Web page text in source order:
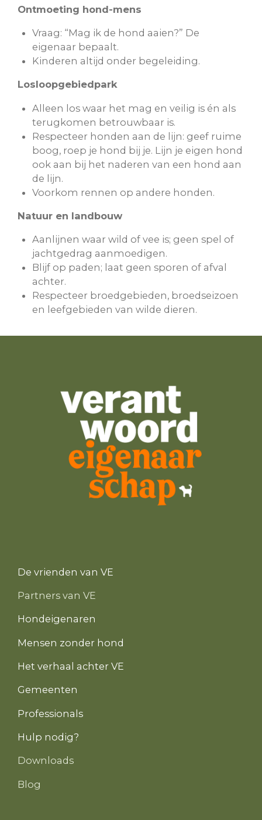
Ontmoeting hond-mens
Vraag: “Mag ik de hond aaien?” De
eigenaar bepaalt.
Kinderen altijd onder begeleiding.
Losloopgebiedpark
Alleen los waar het mag en veilig is én als
terugkomen betrouwbaar is.
Respecteer honden aan de lijn: geef ruime
boog, roep je hond bij je. Lijn je eigen hond
ook aan bij het naderen van een hond aan
de lijn.
Voorkom rennen op andere honden.
Natuur en landbouw
Aanlijnen waar wild of vee is; geen spel of
jachtgedrag aanmoedigen.
Blijf op paden; laat geen sporen of afval
achter.
Respecteer broedgebieden, broedseizoen
en leefgebieden van wilde dieren.
De vrienden van VE
Partners van VE
Hondeigenaren
Mensen zonder hond
Het verhaal achter VE
Gemeenten
Professionals
Hulp nodig?
Downloads
Blog